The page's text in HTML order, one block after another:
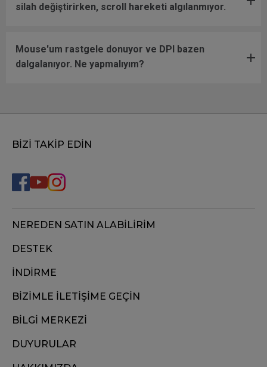
silah değiştirirken, scroll hareketi algılanmıyor.
Mouse'um rastgele donuyor ve DPI bazen
dalgalanıyor. Ne yapmalıyım?
BİZİ TAKİP EDİN
NEREDEN SATIN ALABİLİRİM
DESTEK
İNDİRME
BİZİMLE İLETİŞİME GEÇİN
BİLGİ MERKEZİ
DUYURULAR